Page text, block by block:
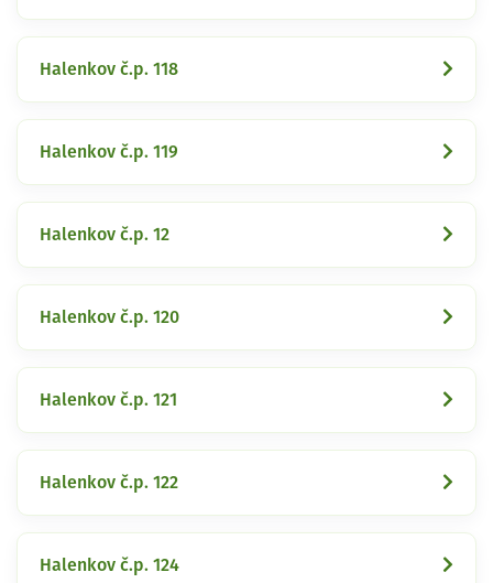
Halenkov č.p. 118
Halenkov č.p. 119
Halenkov č.p. 12
Halenkov č.p. 120
Halenkov č.p. 121
Halenkov č.p. 122
Halenkov č.p. 124